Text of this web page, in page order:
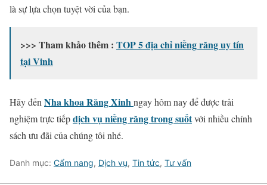
là sự lựa chọn tuyệt vời của bạn.
>>> Tham khảo thêm : TOP 5 địa chỉ niềng răng uy tín
tại Vinh
Hãy đến Nha khoa Răng Xinhngay hôm nay để được trải
nghiệm trực tiếpdịch vụ niềng răng trong suốtvới nhiều chính
sách ưu đãi của chúng tôi nhé.
Danh mục: Cẩm nang, Dịch vụ, Tin tức, Tư vấn